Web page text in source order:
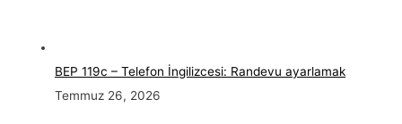
BEP 119c – Telefon İngilizcesi: Randevu ayarlamak
Temmuz 26, 2026